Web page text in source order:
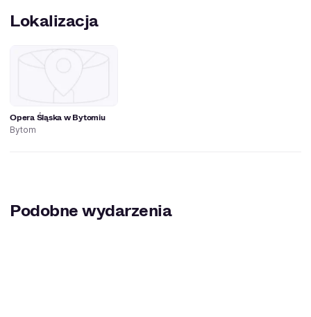
Lokalizacja
Opera Śląska w Bytomiu
Bytom
Podobne wydarzenia